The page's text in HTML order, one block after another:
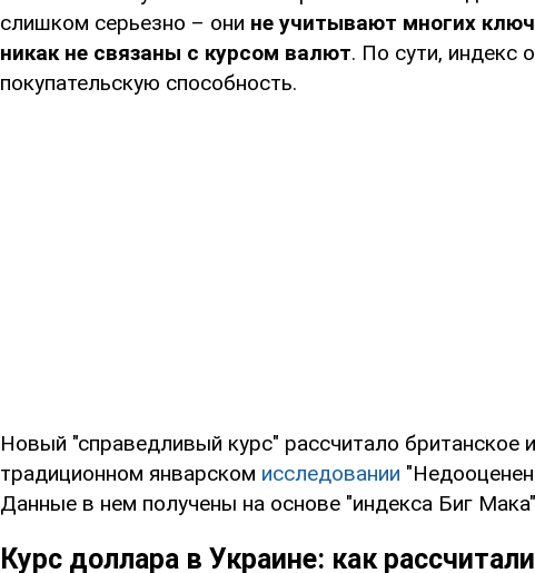
слишком серьезно – они не учитывают многих
никак не связаны с курсом валют. По сути, индекс
покупательскую способность.
Новый "справедливый курс" рассчитало британское
традиционном январском исследовании
Данные в нем получены на основе "индекса Биг
Курс доллара в Украине: как